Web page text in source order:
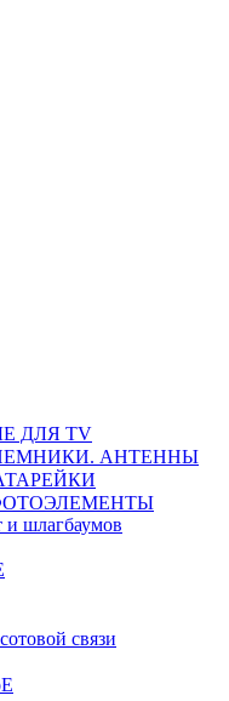
ДЛЯ TV
АНТЕННЫ
и шлагбаумов
связи